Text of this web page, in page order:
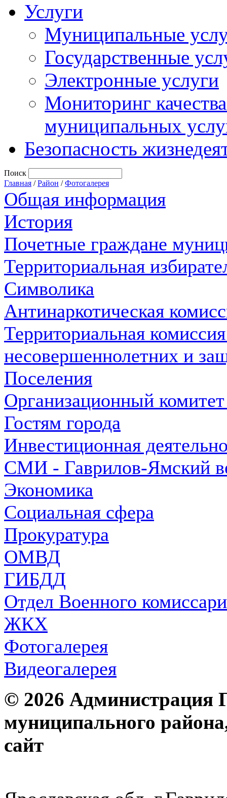
Услуги
Муниципальные
Государственные
Электронные услуги
Мониторинг
муниципальных
Безопасность
Поиск
Главная /Район /Фотогалерея
Общая информация
История
Почетные граждане
Территориальная
Символика
Антинаркотическая
Территориальная
несовершеннолетних и
Поселения
Организационный
Гостям города
Инвестиционная
СМИ - Гаврилов-Ямский
Экономика
Социальная сфера
Прокуратура
ОМВД
ГИБДД
Отдел Военного
ЖКХ
Фотогалерея
Видеогалерея
© 2026 Администрация
муниципального